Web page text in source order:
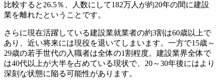
比較すると26.5％、人数にして182万人が約20年の間に建設
業を離れたということです。
さらに現在活躍している建設業就業者の約3割は60歳以上で
あり、近い将来には現役を退いてしまいます。一方で15歳～
29歳の若手世代の入職者は全体の1割程度。建設業界全体で
は40代以上が大半を占めている現状で、20～30年後にはより
深刻な状態に陥る可能性があります。